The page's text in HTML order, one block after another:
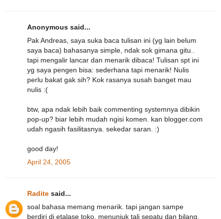
Anonymous said...
Pak Andreas, saya suka baca tulisan ini (yg lain belum
saya baca) bahasanya simple, ndak sok gimana gitu..
tapi mengalir lancar dan menarik dibaca! Tulisan spt ini
yg saya pengen bisa: sederhana tapi menarik! Nulis
perlu bakat gak sih? Kok rasanya susah banget mau
nulis :(
btw, apa ndak lebih baik commenting systemnya dibikin
pop-up? biar lebih mudah ngisi komen. kan blogger.com
udah ngasih fasilitasnya. sekedar saran. :)
good day!
April 24, 2005
Radite said...
soal bahasa memang menarik. tapi jangan sampe
berdiri di etalase toko, menunjuk tali sepatu dan bilang,